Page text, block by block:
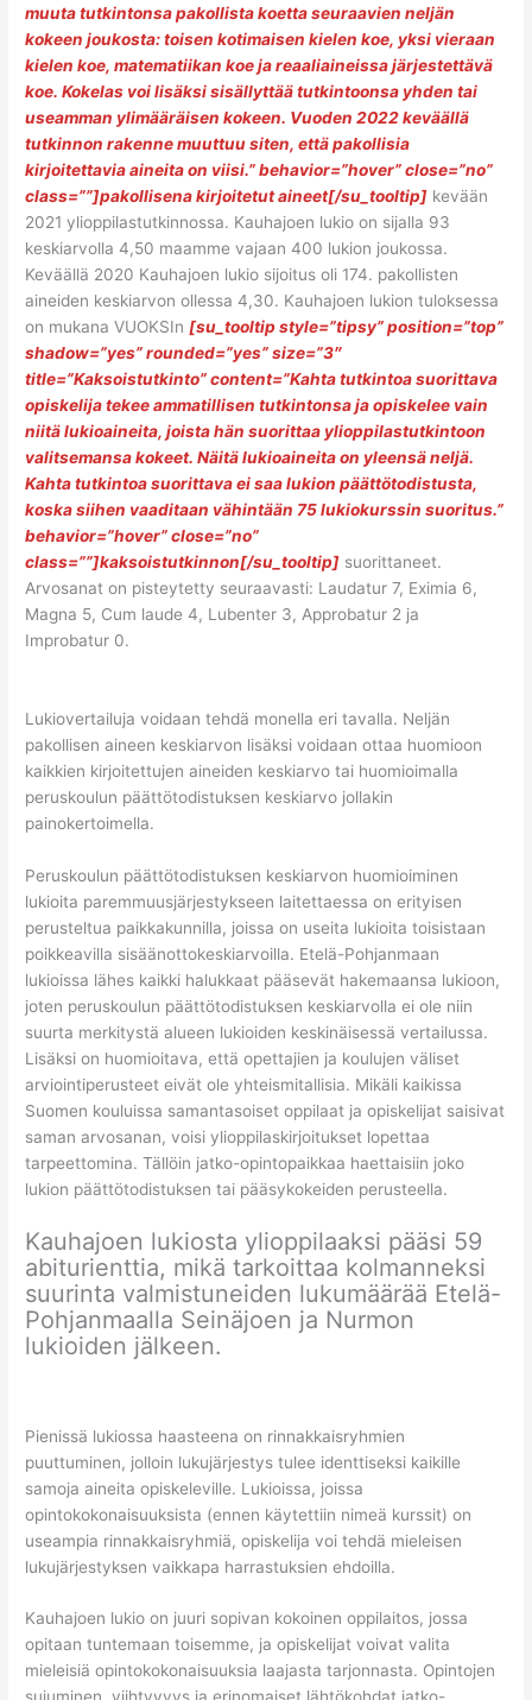
muuta tutkintonsa pakollista koetta seuraavien neljän
kokeen joukosta: toisen kotimaisen kielen koe, yksi vieraan
kielen koe, matematiikan koe ja reaaliaineissa järjestettävä
koe. Kokelas voi lisäksi sisällyttää tutkintoonsa yhden tai
useamman ylimääräisen kokeen. Vuoden 2022 keväällä
tutkinnon rakenne muuttuu siten, että pakollisia
kirjoitettavia aineita on viisi.” behavior=”hover” close=”no”
class=””]pakollisena kirjoitetut aineet[/su_tooltip] kevään
2021 ylioppilastutkinnossa. Kauhajoen lukio on sijalla 93
keskiarvolla 4,50 maamme vajaan 400 lukion joukossa.
Keväällä 2020 Kauhajoen lukio sijoitus oli 174. pakollisten
aineiden keskiarvon ollessa 4,30. Kauhajoen lukion tuloksessa
on mukana VUOKSIn [su_tooltip style=”tipsy” position=”top”
shadow=”yes” rounded=”yes” size=”3″
title=”Kaksoistutkinto” content=”Kahta tutkintoa suorittava
opiskelija tekee ammatillisen tutkintonsa ja opiskelee vain
niitä lukioaineita, joista hän suorittaa ylioppilastutkintoon
valitsemansa kokeet. Näitä lukioaineita on yleensä neljä.
Kahta tutkintoa suorittava ei saa lukion päättötodistusta,
koska siihen vaaditaan vähintään 75 lukiokurssin suoritus.”
behavior=”hover” close=”no”
class=””]kaksoistutkinnon[/su_tooltip] suorittaneet.
Arvosanat on pisteytetty seuraavasti: Laudatur 7, Eximia 6,
Magna 5, Cum laude 4, Lubenter 3, Approbatur 2 ja
Improbatur 0.
Lukiovertailuja voidaan tehdä monella eri tavalla. Neljän
pakollisen aineen keskiarvon lisäksi voidaan ottaa huomioon
kaikkien kirjoitettujen aineiden keskiarvo tai huomioimalla
peruskoulun päättötodistuksen keskiarvo jollakin
painokertoimella.
Peruskoulun päättötodistuksen keskiarvon huomioiminen
lukioita paremmuusjärjestykseen laitettaessa on erityisen
perusteltua paikkakunnilla, joissa on useita lukioita toisistaan
poikkeavilla sisäänottokeskiarvoilla. Etelä-Pohjanmaan
lukioissa lähes kaikki halukkaat pääsevät hakemaansa lukioon,
joten peruskoulun päättötodistuksen keskiarvolla ei ole niin
suurta merkitystä alueen lukioiden keskinäisessä vertailussa.
Lisäksi on huomioitava, että opettajien ja koulujen väliset
arviointiperusteet eivät ole yhteismitallisia. Mikäli kaikissa
Suomen kouluissa samantasoiset oppilaat ja opiskelijat saisivat
saman arvosanan, voisi ylioppilaskirjoitukset lopettaa
tarpeettomina. Tällöin jatko-opintopaikkaa haettaisiin joko
lukion päättötodistuksen tai pääsykokeiden perusteella.
Kauhajoen lukiosta ylioppilaaksi pääsi 59
abiturienttia, mikä tarkoittaa kolmanneksi
suurinta valmistuneiden lukumäärää Etelä-
Pohjanmaalla Seinäjoen ja Nurmon
lukioiden jälkeen.
Pienissä lukiossa haasteena on rinnakkaisryhmien
puuttuminen, jolloin lukujärjestys tulee identtiseksi kaikille
samoja aineita opiskeleville. Lukioissa, joissa
opintokokonaisuuksista (ennen käytettiin nimeä kurssit) on
useampia rinnakkaisryhmiä, opiskelija voi tehdä mieleisen
lukujärjestyksen vaikkapa harrastuksien ehdoilla.
Kauhajoen lukio on juuri sopivan kokoinen oppilaitos, jossa
opitaan tuntemaan toisemme, ja opiskelijat voivat valita
mieleisiä opintokokonaisuuksia laajasta tarjonnasta. Opintojen